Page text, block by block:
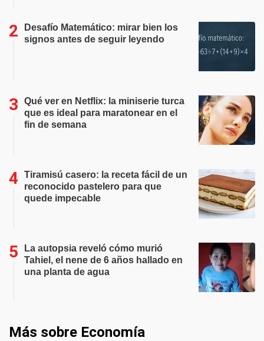
Desafío Matemático: mirar bien los
signos antes de seguir leyendo
Qué ver en Netflix: la miniserie turca
que es ideal para maratonear en el
fin de semana
Tiramisú casero: la receta fácil de un
reconocido pastelero para que
quede impecable
La autopsia reveló cómo murió
Tahiel, el nene de 6 años hallado en
una planta de agua
Más sobre Economía